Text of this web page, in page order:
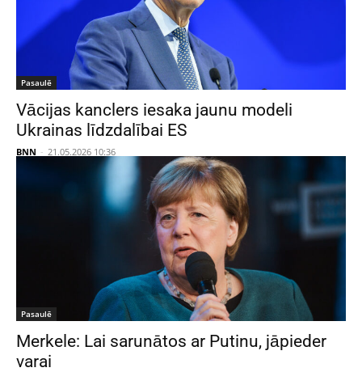
Pasaulē
Vācijas kanclers iesaka jaunu modeli
Ukrainas līdzdalībai ES
BNN - 21.05.2026 10:36
Pasaulē
Merkele: Lai sarunātos ar Putinu, jāpieder
varai